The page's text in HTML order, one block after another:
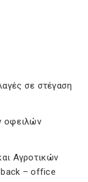
σε στέγαση
οφειλών
Αγροτικών
back – office